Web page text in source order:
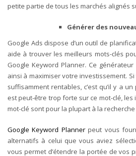
petite partie de tous les marchés alignés
Générer des
Google Ads dispose d’un outil de
aide à trouver les meilleurs mots-clés
Google Keyword Planner. Ce
ainsi à maximiser votre investissement.
suffisamment rentables, c’est qu’il y a
est peut-être trop forte sur ce mot-clé,
mot-clé sont pour la plupart à la
Google Keyword Plannerpeut vous
alternatifs à celui que vous aviez
vous permet d’étendre la portée de vos